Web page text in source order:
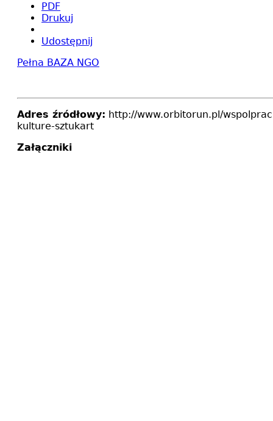
PDF
Drukuj
Udostępnij
Pełna BAZA NGO
Adres źródłowy: http://www.orbitorun.pl/
kulture-sztukart
Załączniki